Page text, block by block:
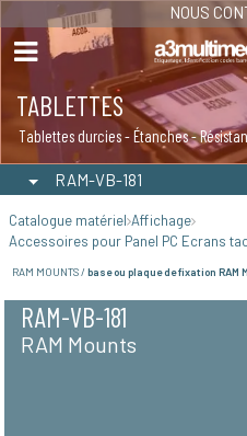
NOUS
TABLETTES
Tablettes durcies - Étanches -
RAM-VB-181
Catalogue matériel Affichage
Accessoires pour Panel PC Ecrans
RAM MOUNTS / base ou plaque de fixation RAM
RAM-VB-181
RAM Mounts